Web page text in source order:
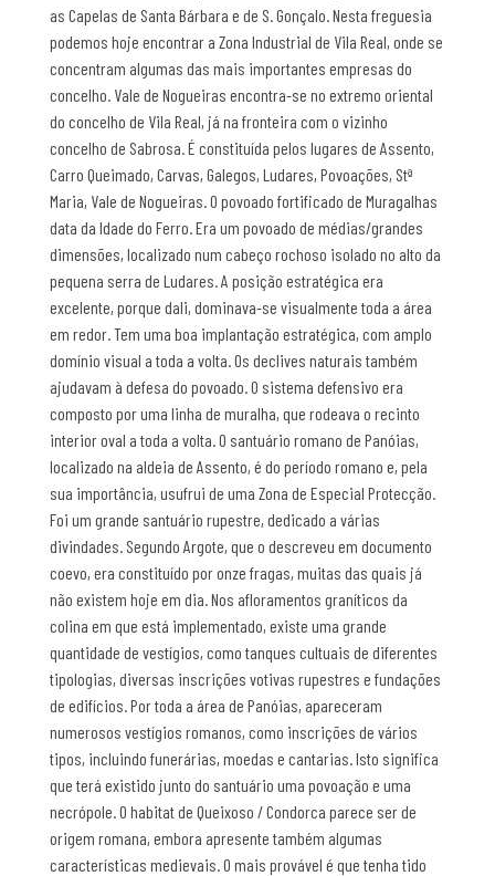
as Capelas de Santa Bárbara e de S. Gonçalo. Nesta freguesia
podemos hoje encontrar a Zona Industrial de Vila Real, onde se
concentram algumas das mais importantes empresas do
concelho. Vale de Nogueiras encontra-se no extremo oriental
do concelho de Vila Real, já na fronteira com o vizinho
concelho de Sabrosa. É constituída pelos lugares de Assento,
Carro Queimado, Carvas, Galegos, Ludares, Povoações, Stª
Maria, Vale de Nogueiras. O povoado fortificado de Muragalhas
data da Idade do Ferro. Era um povoado de médias/grandes
dimensões, localizado num cabeço rochoso isolado no alto da
pequena serra de Ludares. A posição estratégica era
excelente, porque dali, dominava-se visualmente toda a área
em redor. Tem uma boa implantação estratégica, com amplo
domínio visual a toda a volta. Os declives naturais também
ajudavam à defesa do povoado. O sistema defensivo era
composto por uma linha de muralha, que rodeava o recinto
interior oval a toda a volta. O santuário romano de Panóias,
localizado na aldeia de Assento, é do período romano e, pela
sua importância, usufrui de uma Zona de Especial Protecção.
Foi um grande santuário rupestre, dedicado a várias
divindades. Segundo Argote, que o descreveu em documento
coevo, era constituído por onze fragas, muitas das quais já
não existem hoje em dia. Nos afloramentos graníticos da
colina em que está implementado, existe uma grande
quantidade de vestígios, como tanques cultuais de diferentes
tipologias, diversas inscrições votivas rupestres e fundações
de edifícios. Por toda a área de Panóias, apareceram
numerosos vestígios romanos, como inscrições de vários
tipos, incluindo funerárias, moedas e cantarias. Isto significa
que terá existido junto do santuário uma povoação e uma
necrópole. O habitat de Queixoso / Condorca parece ser de
origem romana, embora apresente também algumas
características medievais. O mais provável é que tenha tido